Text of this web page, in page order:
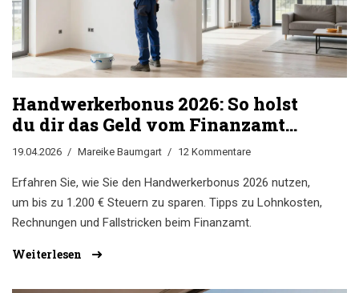
Handwerkerbonus 2026: So holst
du dir das Geld vom Finanzamt
zurück
19.04.2026 Mareike Baumgart 12 Kommentare
Erfahren Sie, wie Sie den Handwerkerbonus 2026 nutzen,
um bis zu 1.200 € Steuern zu sparen. Tipps zu Lohnkosten,
Rechnungen und Fallstricken beim Finanzamt.
Weiterlesen